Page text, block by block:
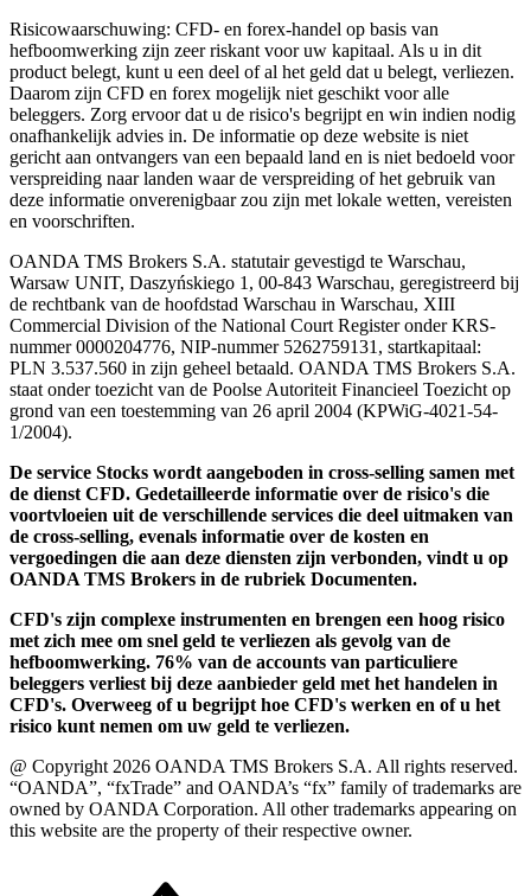
Risicowaarschuwing: CFD- en forex-handel op basis van
hefboomwerking zijn zeer riskant voor uw kapitaal. Als u in dit
product belegt, kunt u een deel of al het geld dat u belegt, verliezen.
Daarom zijn CFD en forex mogelijk niet geschikt voor alle
beleggers. Zorg ervoor dat u de risico's begrijpt en win indien nodig
onafhankelijk advies in. De informatie op deze website is niet
gericht aan ontvangers van een bepaald land en is niet bedoeld voor
verspreiding naar landen waar de verspreiding of het gebruik van
deze informatie onverenigbaar zou zijn met lokale wetten, vereisten
en voorschriften.
OANDA TMS Brokers S.A. statutair gevestigd te Warschau,
Warsaw UNIT, Daszyńskiego 1, 00-843 Warschau, geregistreerd bij
de rechtbank van de hoofdstad Warschau in Warschau, XIII
Commercial Division of the National Court Register onder KRS-
nummer 0000204776, NIP-nummer 5262759131, startkapitaal:
PLN 3.537.560 in zijn geheel betaald. OANDA TMS Brokers S.A.
staat onder toezicht van de Poolse Autoriteit Financieel Toezicht op
grond van een toestemming van 26 april 2004 (KPWiG-4021-54-
1/2004).
De service Stocks wordt aangeboden in cross-selling samen met
de dienst CFD. Gedetailleerde informatie over de risico's die
voortvloeien uit de verschillende services die deel uitmaken van
de cross-selling, evenals informatie over de kosten en
vergoedingen die aan deze diensten zijn verbonden, vindt u op
OANDA TMS Brokers in de rubriek Documenten.
CFD's zijn complexe instrumenten en brengen een hoog risico
met zich mee om snel geld te verliezen als gevolg van de
hefboomwerking. 76% van de accounts van particuliere
beleggers verliest bij deze aanbieder geld met het handelen in
CFD's. Overweeg of u begrijpt hoe CFD's werken en of u het
risico kunt nemen om uw geld te verliezen.
@ Copyright 2026 OANDA TMS Brokers S.A. All rights reserved.
“OANDA”, “fxTrade” and OANDA’s “fx” family of trademarks are
owned by OANDA Corporation. All other trademarks appearing on
this website are the property of their respective owner.